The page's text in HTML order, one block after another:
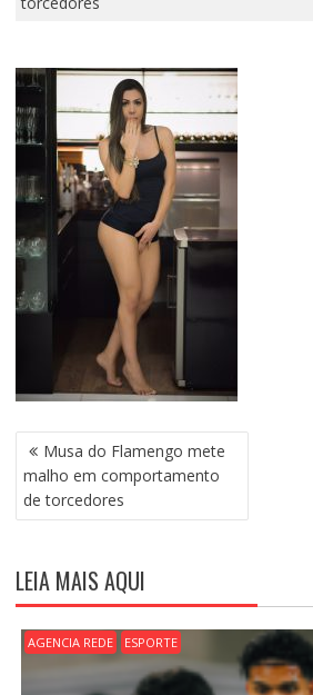
N
A
V
E
A
Ç
Ã
O
D
Musa do Flamengo mete
malho em comportamento
de torcedores
LEIA MAIS AQUI
AGENCIA REDE ESPORTE